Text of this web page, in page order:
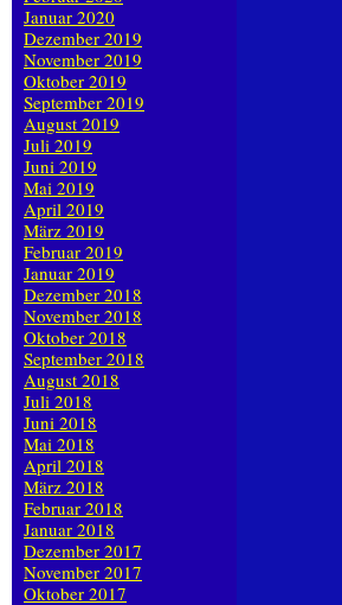
Januar 2020
Dezember 2019
November 2019
Oktober 2019
September 2019
August 2019
Juli 2019
Juni 2019
Mai 2019
April 2019
März 2019
Februar 2019
Januar 2019
Dezember 2018
November 2018
Oktober 2018
September 2018
August 2018
Juli 2018
Juni 2018
Mai 2018
April 2018
März 2018
Februar 2018
Januar 2018
Dezember 2017
November 2017
Oktober 2017